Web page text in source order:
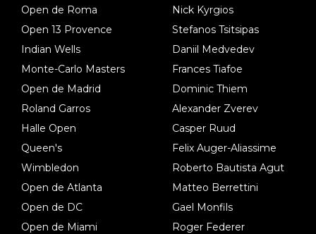
Open de Roma
Open 13 Provence
Indian Wells
Monte-Carlo Masters
Open de Madrid
Roland Garros
Halle Open
Queen's
Wimbledon
Open de Atlanta
Open de DC
Open de Miami
Nick Kyrgios
Stefanos Tsitsipas
Daniil Medvedev
Frances Tiafoe
Dominic Thiem
Alexander Zverev
Casper Ruud
Felix Auger-Aliassime
Roberto Bautista Agut
Matteo Berrettini
Gael Monfils
Roger Federer